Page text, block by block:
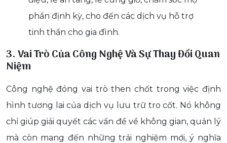
phần định kỳ, cho đến các dịch vụ hỗ trợ
tinh thần cho gia đình.
3. Vai Trò Của Công Nghệ Và Sự Thay Đổi Quan
Niệm
Công nghệ đóng vai trò then chốt trong việc định
hình tương lai của dịch vụ lưu trữ tro cốt. Nó không
chỉ giúp giải quyết các vấn đề về không gian, quản lý
mà còn mang đến những trải nghiệm mới, ý nghĩa